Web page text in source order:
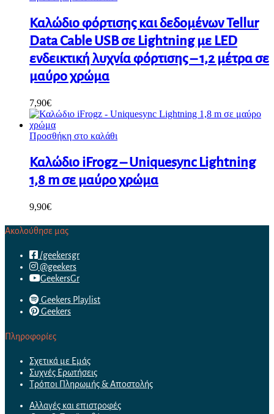
Καλώδιο φόρτισης και δεδομένων Tellur
Data Cable USB σε Lightning με LED
ενδεικτική λυχνία φόρτισης – 1,2 μέτρα σε
μαύρο χρώμα
7,90€
Προσθήκη στο καλάθι
Καλώδιο iFrogz – Uniquesync Lightning
1,8 m σε μαύρο χρώμα
9,90€
Ακολούθησε μας
/geekersgr
@geekers
GeekersGr
Geekers Playlist
Geekers
Πληροφορίες
Σχετικά με Εμάς
Συχνές Ερωτήσεις
Τρόποι Πληρωμής & Αποστολής
Αλλαγές και επιστροφές